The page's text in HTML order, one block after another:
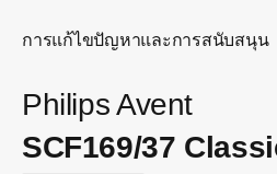
การแก้ไขปัญหาและการสนับสนุน
Philips Avent
SCF169/37